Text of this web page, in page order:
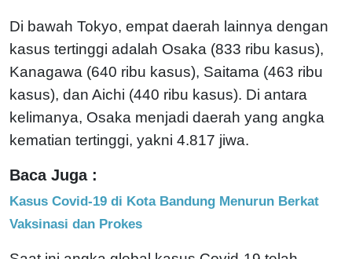
Di bawah Tokyo, empat daerah lainnya dengan
kasus tertinggi adalah Osaka (833 ribu kasus),
Kanagawa (640 ribu kasus), Saitama (463 ribu
kasus), dan Aichi (440 ribu kasus). Di antara
kelimanya, Osaka menjadi daerah yang angka
kematian tertinggi, yakni 4.817 jiwa.
Baca Juga :
Kasus Covid-19 di Kota Bandung Menurun Berkat
Vaksinasi dan Prokes